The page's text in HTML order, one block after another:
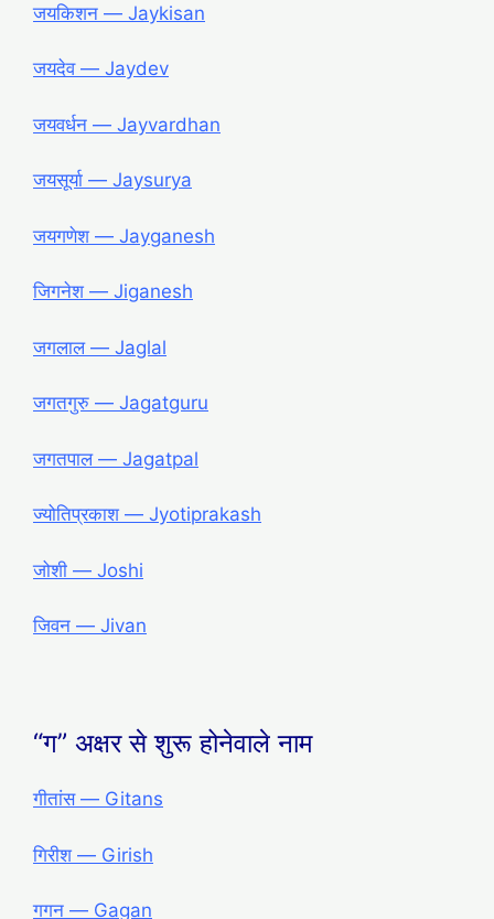
जयकिशन ― Jaykisan
जयदेव ― Jaydev
जयवर्धन ― Jayvardhan
जयसूर्या ― Jaysurya
जयगणेश ― Jayganesh
जिगनेश ― Jiganesh
जगलाल ― Jaglal
जगतगुरु ― Jagatguru
जगतपाल ― Jagatpal
ज्योतिप्रकाश ― Jyotiprakash
जोशी ― Joshi
जिवन ― Jivan
“ग” अक्षर से शुरू होनेवाले नाम
गीतांस ― Gitans
गिरीश ― Girish
गगन ― Gagan